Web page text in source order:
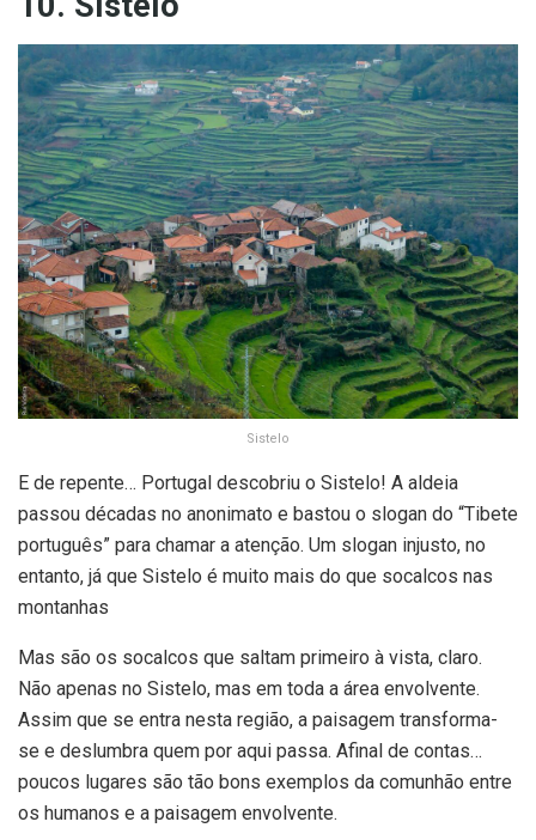
Sistelo
E de repente… Portugal descobriu o Sistelo! A aldeia
passou décadas no anonimato e bastou o slogan do “Tibete
português” para chamar a atenção. Um slogan injusto, no
entanto, já que Sistelo é muito mais do que socalcos nas
montanhas
Mas são os socalcos que saltam primeiro à vista, claro.
Não apenas no Sistelo, mas em toda a área envolvente.
Assim que se entra nesta região, a paisagem transforma-
se e deslumbra quem por aqui passa. Afinal de contas…
poucos lugares são tão bons exemplos da comunhão entre
os humanos e a paisagem envolvente.